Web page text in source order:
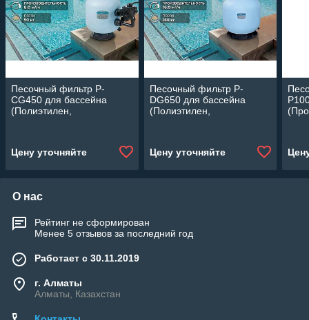
Песочный фильтр P-
CG450 для бассейна
(Полиэтилен,
Цену уточняйте
Песочный фильтр P-
DG650 для бассейна
(Полиэтилен,
Цену уточняйте
О нас
Рейтинг не сформирован
Менее 5 отзывов за последний год
Работает с 30.11.2019
г. Алматы
Алматы, Казахстан